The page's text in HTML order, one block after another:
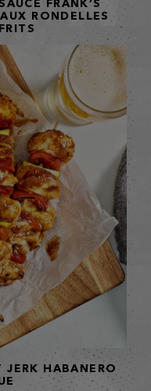
FRANK’S
RONDELLES
JERK HABANERO